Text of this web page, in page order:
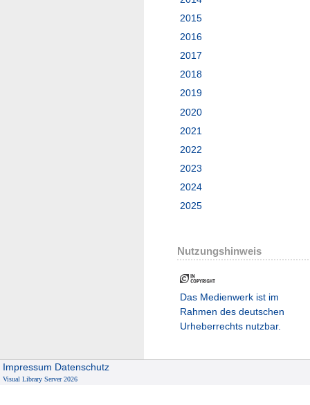
2015
2016
2017
2018
2019
2020
2021
2022
2023
2024
2025
Nutzungshinweis
Das Medienwerk ist im
Rahmen des deutschen
Urheberrechts nutzbar.
Impressum Datenschutz
Visual Library Server 2026